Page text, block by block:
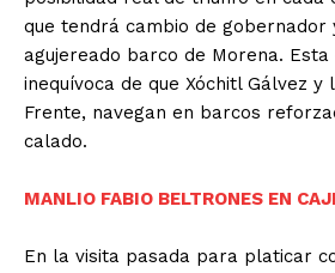
que tendrá cambio de gobernador
agujereado barco de Morena. Esta
inequívoca de que Xóchitl Gálvez y
Frente, navegan en barcos
calado.
MANLIO FABIO BELTRONES EN
En la visita pasada para platicar